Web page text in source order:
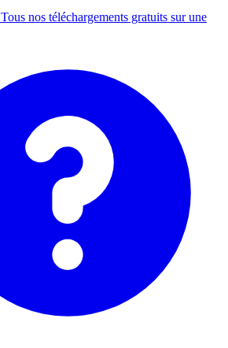
Tous nos téléchargements gratuits sur une